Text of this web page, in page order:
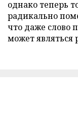
однако теперь
радикально
что даже слово
может